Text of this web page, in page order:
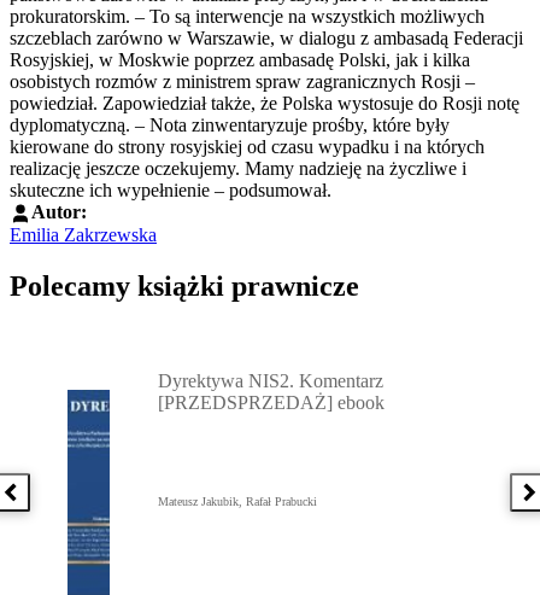
prokuratorskim. – To są interwencje na wszystkich możliwych
szczeblach zarówno w Warszawie, w dialogu z ambasadą Federacji
Rosyjskiej, w Moskwie poprzez ambasadę Polski, jak i kilka
osobistych rozmów z ministrem spraw zagranicznych Rosji –
powiedział. Zapowiedział także, że Polska wystosuje do Rosji notę
dyplomatyczną. – Nota zinwentaryzuje prośby, które były
kierowane do strony rosyjskiej od czasu wypadku i na których
realizację jeszcze oczekujemy. Mamy nadzieję na życzliwe i
skuteczne ich wypełnienie – podsumował.
Autor:
Emilia Zakrzewska
Polecamy książki prawnicze
Poprzednia książka
Dyrektywa NIS2. Komentarz
[PRZEDSPRZEDAŻ] ebook
Mateusz Jakubik, Rafał Prabucki